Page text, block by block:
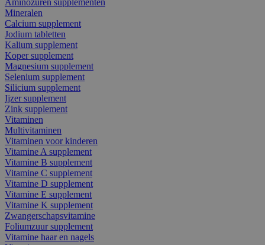
Mineralen
Calcium supplement
Jodium tabletten
Kalium supplement
Koper supplement
Magnesium supplement
Selenium supplement
Silicium supplement
Ijzer supplement
Zink supplement
Vitaminen
Multivitaminen
Vitaminen voor kinderen
Vitamine A supplement
Vitamine B supplement
Vitamine C supplement
Vitamine D supplement
Vitamine E supplement
Vitamine K supplement
Zwangerschapsvitamine
Foliumzuur supplement
Vitamine haar en nagels